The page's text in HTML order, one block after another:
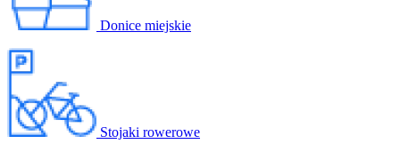
Donice miejskie
Stojaki rowerowe